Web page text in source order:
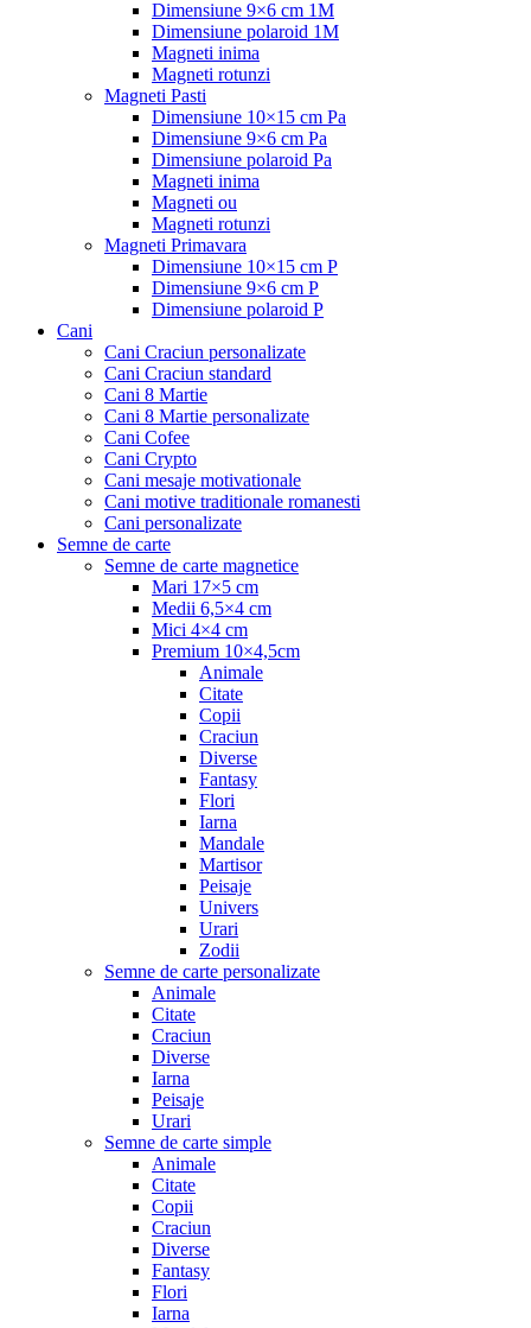
Dimensiune 9×6 cm 1M
Dimensiune polaroid 1M
Magneti inima
Magneti rotunzi
Magneti Pasti
Dimensiune 10×15 cm Pa
Dimensiune 9×6 cm Pa
Dimensiune polaroid Pa
Magneti inima
Magneti ou
Magneti rotunzi
Magneti Primavara
Dimensiune 10×15 cm P
Dimensiune 9×6 cm P
Dimensiune polaroid P
Cani
Cani Craciun personalizate
Cani Craciun standard
Cani 8 Martie
Cani 8 Martie personalizate
Cani Cofee
Cani Crypto
Cani mesaje motivationale
Cani motive traditionale romanesti
Cani personalizate
Semne de carte
Semne de carte magnetice
Mari 17×5 cm
Medii 6,5×4 cm
Mici 4×4 cm
Premium 10×4,5cm
Animale
Citate
Copii
Craciun
Diverse
Fantasy
Flori
Iarna
Mandale
Martisor
Peisaje
Univers
Urari
Zodii
Semne de carte personalizate
Animale
Citate
Craciun
Diverse
Iarna
Peisaje
Urari
Semne de carte simple
Animale
Citate
Copii
Craciun
Diverse
Fantasy
Flori
Iarna